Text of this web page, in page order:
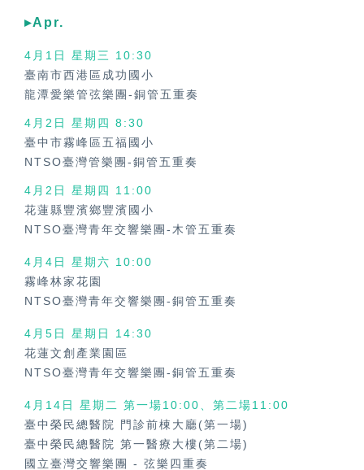
▸Apr.
4月1日 星期三 10:30
臺南市西港區成功國小
龍潭愛樂管弦樂團-銅管五重奏
4月2日 星期四 8:30
臺中市霧峰區五福國小
NTSO臺灣管樂團-銅管五重奏
4月2日 星期四
11:00
花蓮縣豐濱鄉豐濱國小
NTSO臺灣青年交響樂團-木管五重奏
4月4日 星期六 10:00
霧峰林家花園
NTSO臺灣青年交響樂團-銅管五重奏
4月5日 星期日
14:30
花蓮文創產業園區
NTSO臺灣青年交響樂團-銅管五重奏
4月14日 星期二 第一場10:00、第二場11:00
臺中榮民總醫院 門診前棟大廳(第一場)
臺中榮民總醫院 第一醫療大樓(第二場)
國立臺灣交響樂團 - 弦樂四重奏